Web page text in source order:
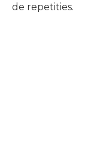
de repetities.